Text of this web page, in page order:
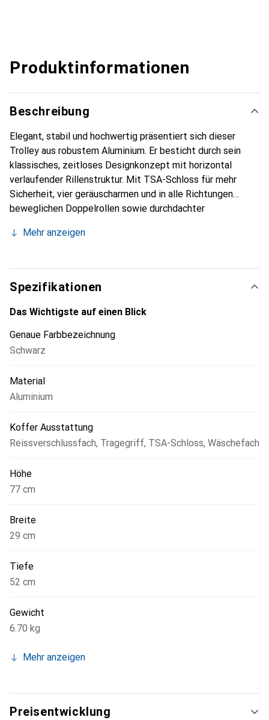
Produktinformationen
Beschreibung
Elegant, stabil und hochwertig präsentiert sich dieser
Trolley aus robustem Aluminium. Er besticht durch sein
klassisches, zeitloses Designkonzept mit horizontal
verlaufender Rillenstruktur. Mit TSA-Schloss für mehr
Sicherheit, vier geräuscharmen und in alle Richtungen
beweglichen Doppelrollen sowie durchdachter
Begleiter bei jeder Reise.
Mehr anzeigen
Spezifikationen
Das Wichtigste auf einen Blick
Genaue Farbbezeichnung
Schwarz
Material
Aluminium
Koffer Ausstattung
Reissverschlussfach, Tragegriff, TSA-Schloss, Wäschefach
Höhe
77 cm
Breite
29 cm
Tiefe
52 cm
Gewicht
6.70 kg
Mehr anzeigen
Preisentwicklung